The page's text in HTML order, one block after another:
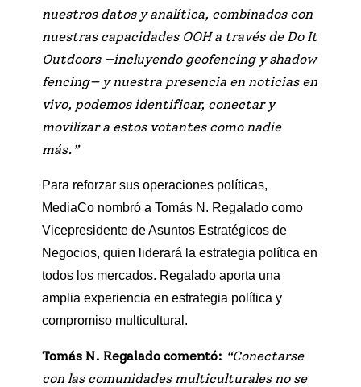
nuestros datos y analítica, combinados con
nuestras capacidades OOH a través de Do It
Outdoors —incluyendo geofencing y shadow
fencing— y nuestra presencia en noticias en
vivo, podemos identificar, conectar y
movilizar a estos votantes como nadie
más.”
Para reforzar sus operaciones políticas,
MediaCo nombró a Tomás N. Regalado como
Vicepresidente de Asuntos Estratégicos de
Negocios, quien liderará la estrategia política en
todos los mercados. Regalado aporta una
amplia experiencia en estrategia política y
compromiso multicultural.
Tomás N. Regalado comentó: “Conectarse
con las comunidades multiculturales no se